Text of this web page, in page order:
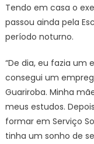
Tendo em casa o
passou ainda pela
período noturno.
“De dia, eu fazia um
consegui um
Guariroba. Minha
meus estudos.
formar em Serviço
tinha um sonho de